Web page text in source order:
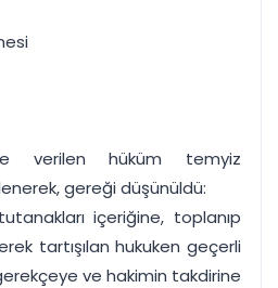
yönetim
Ücretsiz Başlayın
verilen hüküm temyiz
gereği düşünüldü:
içeriğine, toplanıp
tartışılan hukuken geçerli
ve hakimin takdirine